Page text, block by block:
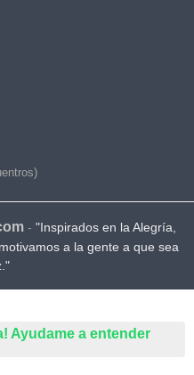
Ayudame a entender
- "Inspirados en la Alegría,
a la gente a que sea